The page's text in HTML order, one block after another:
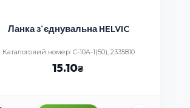
Ланка з`єднувальна HELVIC
Каталоговий номер: C-10A-1(50), 2335810
15.10